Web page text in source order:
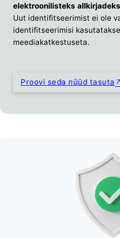
elektroonilisteks
Uut identifitseerimist ei ole
identifitseerimisi
meediakatkestuseta.
Proovi seda nüüd tasuta